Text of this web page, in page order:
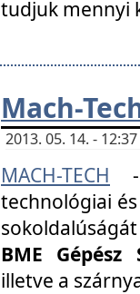
tudjuk mennyi
Mach-
2013. 05. 14. -
MACH-TECH
technológiai
BME
illetve a